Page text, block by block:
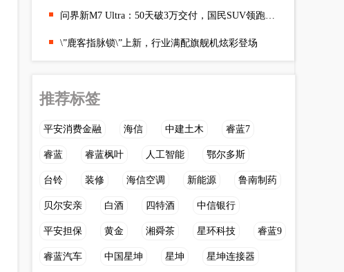
问界新M7 Ultra：50天破3万交付，国民SUV领跑新势力！
\”鹿客指脉锁\”上新，行业满配旗舰机炫彩登场
推荐标签
平安消费金融 海信 中建土木 睿蓝7
睿蓝 睿蓝枫叶 人工智能 鄂尔多斯
台铃 装修 海信空调 新能源 鲁南制药
贝尔安亲 白酒 四特酒 中信银行
平安担保 黄金 湘舜茶 星环科技 睿蓝9
睿蓝汽车 中国星坤 星坤 星坤连接器